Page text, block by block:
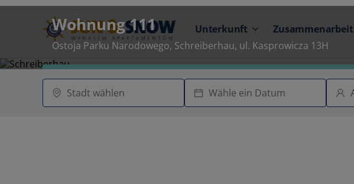
Unterkunft Zusammenarbeit
Wohnung 111
Ostoja Parku Narodowego, Schreiberhau, ul. Kasprowicza 13H